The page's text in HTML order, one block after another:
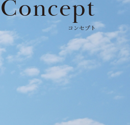
Concept
コンセプト